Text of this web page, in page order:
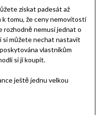
získat padesát až
tomu, že ceny nemovitostí
rozhodně nemusí jednat o
si můžete nechat nastavit
vlastníkům
si ji koupit.
ještě jednu velkou